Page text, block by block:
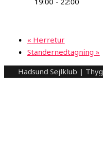
« Herretur
Standernedtagning»
Hadsund Sejlklub |